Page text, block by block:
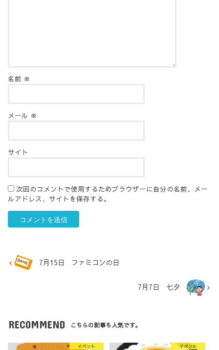
名前 ※
メール ※
サイト
次回のコメントで使用するためブラウザーに自分の名前、メー
ルアドレス、サイトを保存する。
7月15日 ファミコンの日
7月7日 七夕
RECOMMEND こちらの記事も人気です。
イベント イベント